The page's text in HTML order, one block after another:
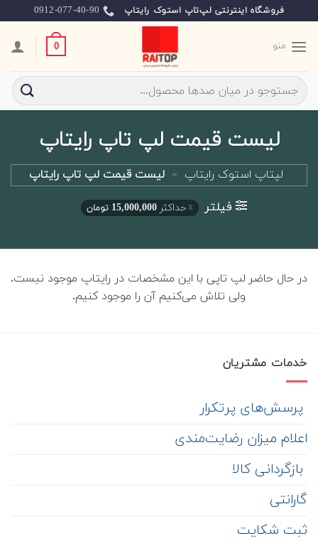
to
content
فروشگاه اینترنتی لپ‌تاپ استوک رایتاپ 0912-077-40-90
منو 0
جستجو
برای:
لیست قیمت لپ تاپ رایتاپ
لپتاپ استوک رایتاپ » لیست قیمت لپ تاپ رایتاپ
فیلتر حداکثر15,000,000 تومان
در حال حاضر لپ تاپی با این مشخصات در رایتاپ موجود نیست.
ولی تلاش می‌کنیم آن را موجود کنیم.
خدمات مشتریان
‌ پرسش‌های پرتکرار
اعلام میزان رضایت‌مندی
‌ بازگردانی کالا
گارانتی
ثبت شکایت